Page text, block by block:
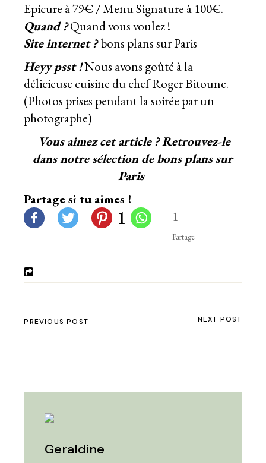
Epicure à 79€ / Menu Signature à 100€.
Quand ?Quand vous voulez !
Site internet ?bons plans sur Paris
Heyy psst !Nous avons goûté à la
délicieuse cuisine duchef Roger Bitoune.
(Photos prises pendant la soirée par un
photographe)
Vous aimez cet article ? Retrouvez-le
dans notre sélection debons plans sur
Paris
Partage si tu aimes !
1 1
Partage
PREVIOUS POST NEXT POST
Geraldine